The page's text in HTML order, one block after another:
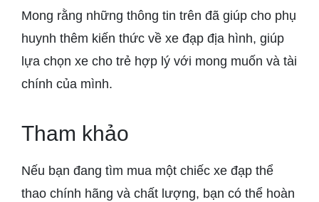
Mong rằng những thông tin trên đã giúp cho phụ
huynh thêm kiến thức về xe đạp địa hình, giúp
lựa chọn xe cho trẻ hợp lý với mong muốn và tài
chính của mình.
Tham khảo
Nếu bạn đang tìm mua một chiếc xe đạp thể
thao chính hãng và chất lượng, bạn có thể hoàn